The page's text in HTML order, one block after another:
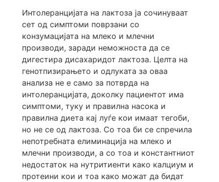
Интолеранцијата на лактоза ја сочинуваат
сет од симптоми поврзани со
конзумацијата на млеко и млечни
производи, заради неможноста да се
дигестира дисахаридот лактоза. Целта на
генотпизирањето и одлуката за оваа
анализа не е само за потврда на
интолеранцијата, доколку пациентот има
симптоми, туку и правилна насока и
правилна диета кај луѓе кои имаат тегоби,
но не се од лактоза. Со тоа би се спречила
непотребната елиминација на млеко и
млечни производи, а со тоа и константниот
недостаток на нутритиенти како калциум и
протеини кои и тоа како можат да бидат